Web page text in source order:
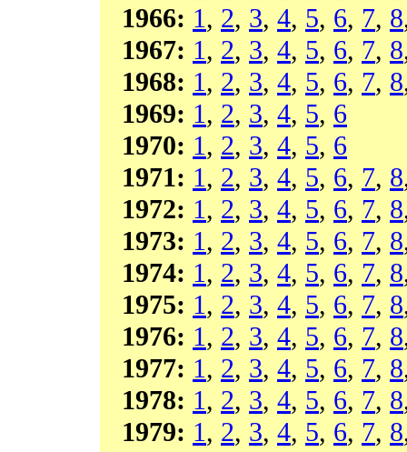
1966: 1, 2, 3, 4, 5, 6, 7, 8
1967: 1, 2, 3, 4, 5, 6, 7, 8
1968: 1, 2, 3, 4, 5, 6, 7, 8
1969: 1, 2, 3, 4, 5, 6
1970: 1, 2, 3, 4, 5, 6
1971: 1, 2, 3, 4, 5, 6, 7, 8
1972: 1, 2, 3, 4, 5, 6, 7, 8
1973: 1, 2, 3, 4, 5, 6, 7, 8
1974: 1, 2, 3, 4, 5, 6, 7, 8
1975: 1, 2, 3, 4, 5, 6, 7, 8
1976: 1, 2, 3, 4, 5, 6, 7, 8
1977: 1, 2, 3, 4, 5, 6, 7, 8
1978: 1, 2, 3, 4, 5, 6, 7, 8
1979: 1, 2, 3, 4, 5, 6, 7, 8